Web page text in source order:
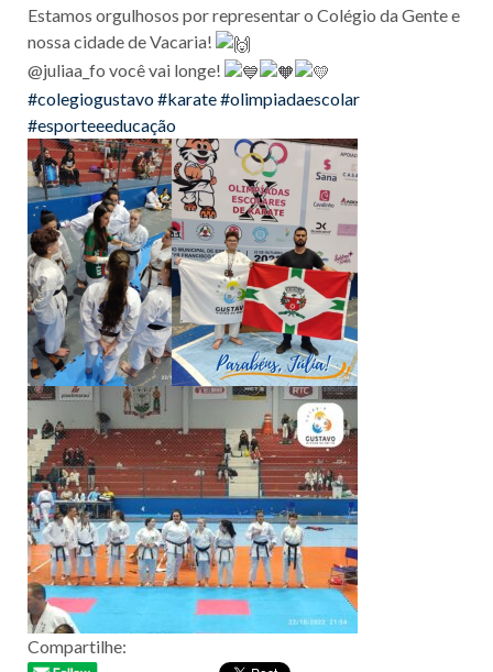
Estamos orgulhosos por representar o Colégio da Gente e
nossa cidade de Vacaria!
@juliaa_fo você vai longe!
#colegiogustavo#karate#olimpiadaescolar
#esporteeeducação
Compartilhe: